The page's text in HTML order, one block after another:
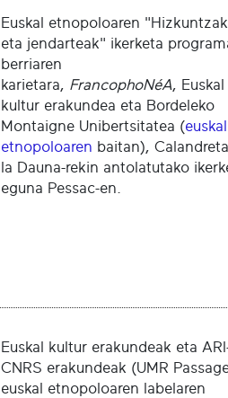
Euskal etnopoloaren "Hizkuntzak
eta jendarteak" ikerketa
berriaren
karietara, FrancophoNéA, Euskal
kultur erakundea eta Bordeleko
Montaigne Unibertsitatea (euskal
etnopoloaren baitan),
la Dauna-rekin antolatutako
eguna Pessac-en.
Euskal kultur erakundeak eta
CNRS erakundeak (UMR
euskal etnopoloaren labelaren